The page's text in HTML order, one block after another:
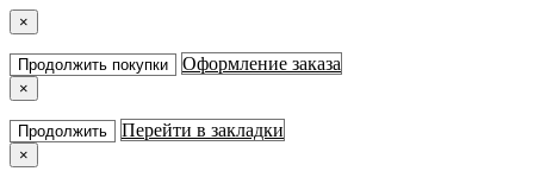
×
Продолжить покупки Оформление заказа
×
Продолжить Перейти в закладки
×